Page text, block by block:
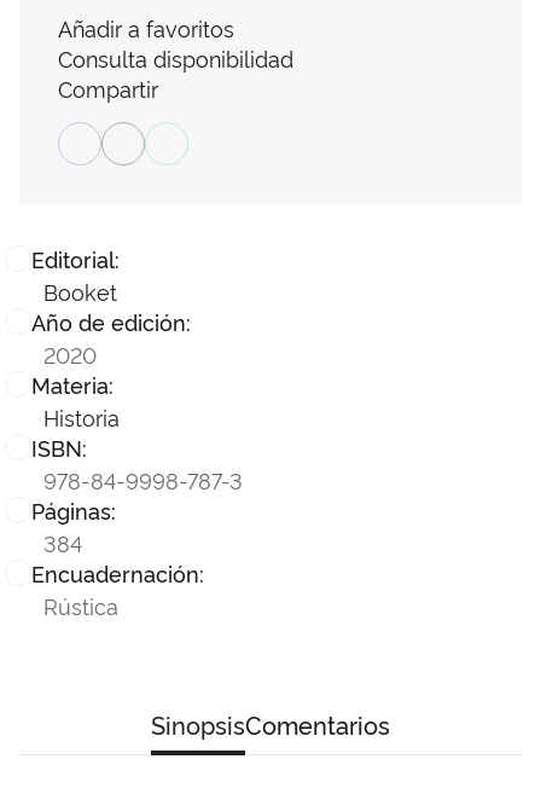
Editorial:
Booket
Año de edición:
2020
Materia:
Historia
ISBN:
978-84-9998-787-3
Páginas:
384
Encuadernación:
Rústica
Añadir a favoritos
Consulta disponibilidad
Compartir
SinopsisComentarios